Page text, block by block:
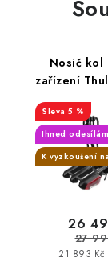
Nosič kol
zařízení
3 945
5 %
Ihned
K vyzkoušení
21 893 Kč
26
27